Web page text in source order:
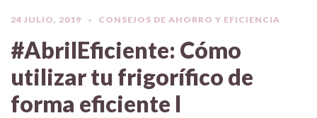
24 JULIO, 2019 CONSEJOS DE AHORRO Y EFICIENCIA
#AbrilEficiente: Cómo
utilizar tu frigorífico de
forma eficiente I